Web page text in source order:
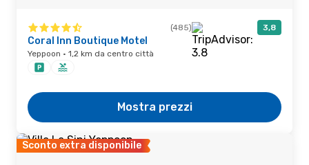
(485) 3,8
Coral Inn Boutique Motel
Yeppoon · 1,2 km da centro città
Mostra prezzi
Sconto extra disponibile